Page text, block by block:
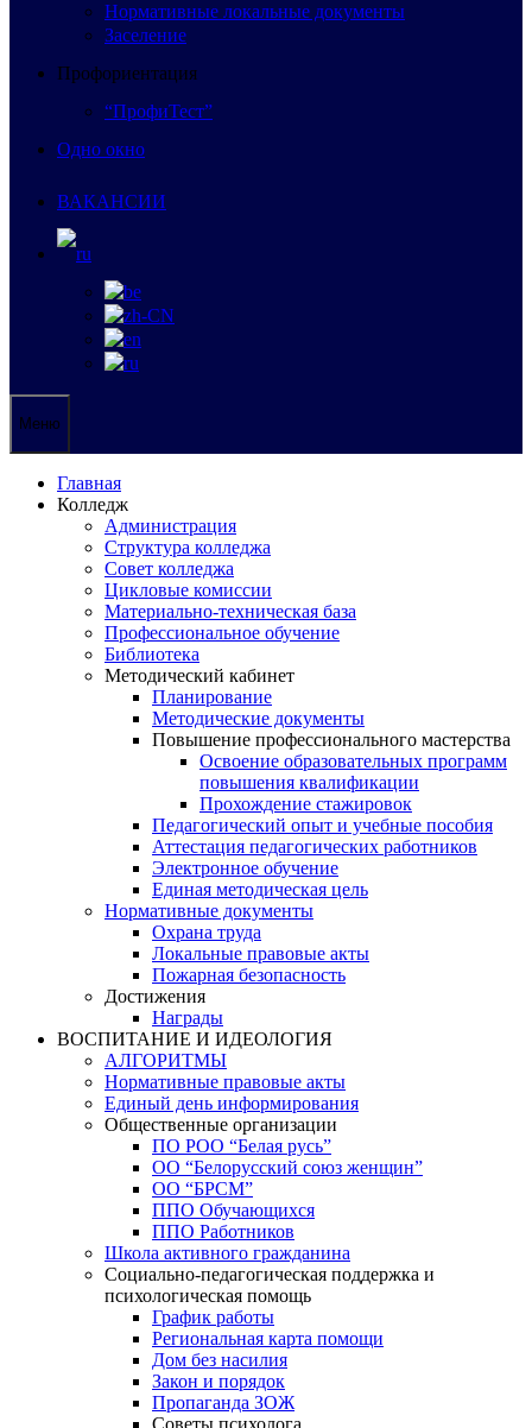
Нормативные локальные документы
Заселение
Профориентация
“ПрофиТест”
Одно окно
ВАКАНСИИ
Меню
Главная
Колледж
Администрация
Структура колледжа
Совет колледжа
Цикловые комиссии
Материально-техническая база
Профессиональное обучение
Библиотека
Методический кабинет
Планирование
Методические документы
Повышение профессионального мастерства
Освоение образовательных программ
повышения квалификации
Прохождение стажировок
Педагогический опыт и учебные пособия
Аттестация педагогических работников
Электронное обучение
Единая методическая цель
Нормативные документы
Охрана труда
Локальные правовые акты
Пожарная безопасность
Достижения
Награды
ВОСПИТАНИЕ И ИДЕОЛОГИЯ
АЛГОРИТМЫ
Нормативные правовые акты
Единый день информирования
Общественные организации
ПО РОО “Белая русь”
ОО “Белорусский союз женщин”
ОО “БРСМ”
ППО Обучающихся
ППО Работников
Школа активного гражданина
Социально-педагогическая поддержка и
психологическая помощь
График работы
Региональная карта помощи
Дом без насилия
Закон и порядок
Пропаганда ЗОЖ
Советы психолога